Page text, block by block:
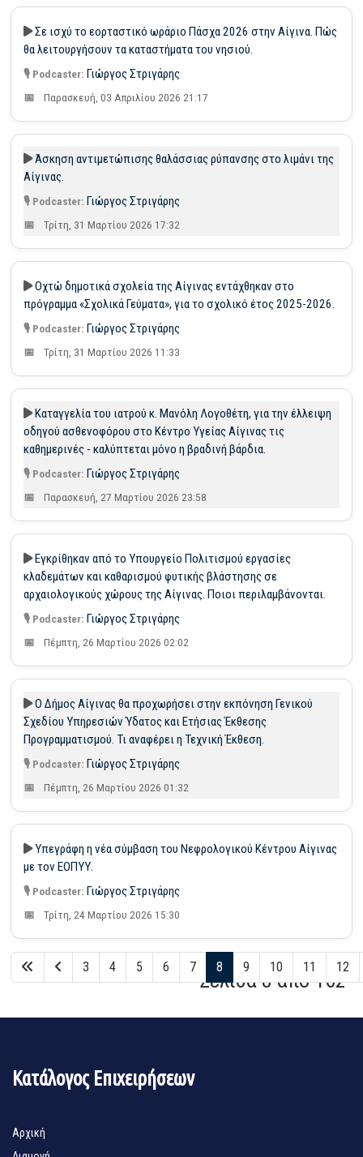
Σε ισχύ το εορταστικό ωράριο Πάσχα 2026 στην Αίγινα. Πώς
θα λειτουργήσουν τα καταστήματα του νησιού.
Γιώργος Στριγάρης
Παρασκευή, 03 Απριλίου 2026 21:17
Άσκηση αντιμετώπισης θαλάσσιας ρύπανσης στο λιμάνι της
Αίγινας.
Γιώργος Στριγάρης
Τρίτη, 31 Μαρτίου 2026 17:32
Οχτώ δημοτικά σχολεία της Αίγινας εντάχθηκαν στο
πρόγραμμα «Σχολικά Γεύματα», για το σχολικό έτος 2025-2026.
Γιώργος Στριγάρης
Τρίτη, 31 Μαρτίου 2026 11:33
Καταγγελία του ιατρού κ. Μανόλη Λογοθέτη, για την έλλειψη
οδηγού ασθενοφόρου στο Κέντρο Υγείας Αίγινας τις
καθημερινές - καλύπτεται μόνο η βραδινή βάρδια.
Γιώργος Στριγάρης
Παρασκευή, 27 Μαρτίου 2026 23:58
Εγκρίθηκαν από το Υπουργείο Πολιτισμού εργασίες
κλαδεμάτων και καθαρισμού φυτικής βλάστησης σε
αρχαιολογικούς χώρους της Αίγινας. Ποιοι περιλαμβάνονται.
Γιώργος Στριγάρης
Πέμπτη, 26 Μαρτίου 2026 02:02
Ο Δήμος Αίγινας θα προχωρήσει στην εκπόνηση Γενικού
Σχεδίου Υπηρεσιών Ύδατος και Ετήσιας Έκθεσης
Προγραμματισμού. Τι αναφέρει η Τεχνική Έκθεση.
Γιώργος Στριγάρης
Πέμπτη, 26 Μαρτίου 2026 01:32
Υπεγράφη η νέα σύμβαση του Νεφρολογικού Κέντρου Αίγινας
με τον ΕΟΠΥΥ.
Γιώργος Στριγάρης
Τρίτη, 24 Μαρτίου 2026 15:30
Σελίδα 8 από 162
3 4 5 6 7 8 9 10 11 12
Κατάλογος Επιχειρήσεων
Αρχική